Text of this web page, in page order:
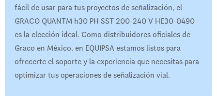
fácil de usar para tus proyectos de señalización, el
GRACO QUANTM h30 PH SST 200-240 V HE30-0490
es la elección ideal. Como distribuidores oficiales de
Graco en México, en EQUIPSA estamos listos para
ofrecerte el soporte y la experiencia que necesitas para
optimizar tus operaciones de señalización vial.